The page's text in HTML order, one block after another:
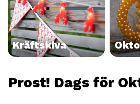
Kräftskiva
Prost! Dags för